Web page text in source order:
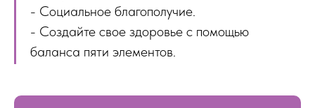
- Социальное благополучие.
- Создайте свое здоровье с помощью
баланса пяти элементов.